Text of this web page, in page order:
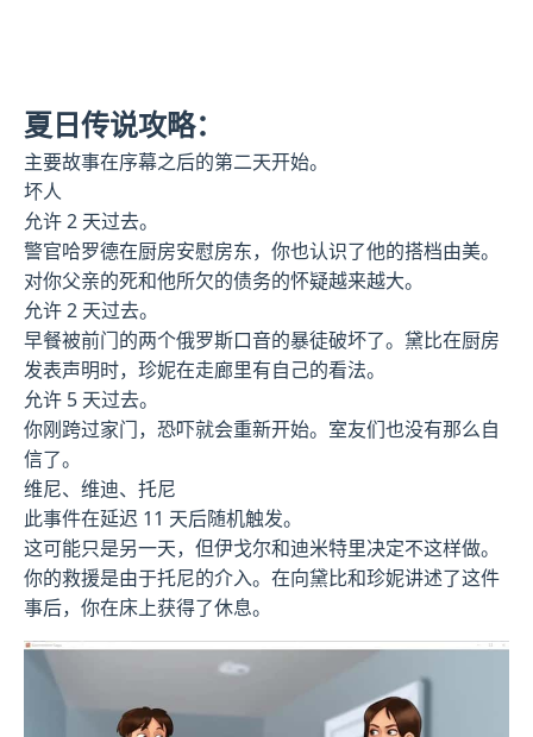
夏日传说攻略：
主要故事在序幕之后的第二天开始。
坏人
允许 2 天过去。
警官哈罗德在厨房安慰房东，你也认识了他的搭档由美。
对你父亲的死和他所欠的债务的怀疑越来越大。
允许 2 天过去。
早餐被前门的两个俄罗斯口音的暴徒破坏了。黛比在厨房
发表声明时，珍妮在走廊里有自己的看法。
允许 5 天过去。
你刚跨过家门，恐吓就会重新开始。室友们也没有那么自
信了。
维尼、维迪、托尼
此事件在延迟 11 天后随机触发。
这可能只是另一天，但伊戈尔和迪米特里决定不这样做。
你的救援是由于托尼的介入。在向黛比和珍妮讲述了这件
事后，你在床上获得了休息。